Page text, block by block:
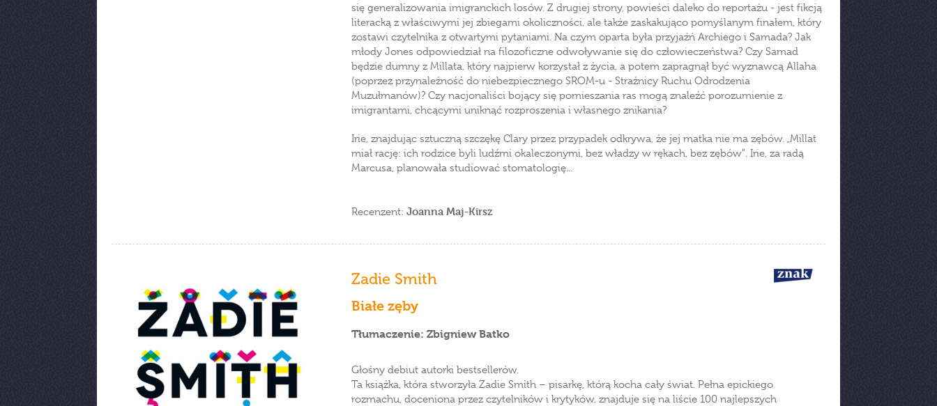
się generalizowania imigranckich losów. Z drugiej strony, powieści daleko do reportażu - jest fikcją
literacką z właściwymi jej zbiegami okoliczności, ale także zaskakująco pomyślanym finałem, który
zostawi czytelnika z otwartymi pytaniami. Na czym oparta była przyjaźń Archiego i Samada? Jak
młody Jones odpowiedział na filozoficzne odwoływanie się do człowieczeństwa? Czy Samad
będzie dumny z Millata, który najpierw korzystał z życia, a potem zapragnął być wyznawcą Allaha
(poprzez przynależność do niebezpiecznego SROM-u - Strażnicy Ruchu Odrodzenia
Muzułmanów)? Czy nacjonaliści bojący się pomieszania ras mogą znaleźć porozumienie z
imigrantami, chcącymi uniknąć rozproszenia i własnego znikania?
Irie, znajdując sztuczną szczękę Clary przez przypadek odkrywa, że jej matka nie ma zębów. „Millat
miał rację: ich rodzice byli ludźmi okaleczonymi, bez władzy w rękach, bez zębów". Irie, za radą
Marcusa, planowała studiować stomatologię...
Recenzent: Joanna Maj-Kirsz
Zadie Smith
Białe zęby
Tłumaczenie: Zbigniew Batko
Głośny debiut autorki bestsellerów.
Ta książka, która stworzyła Zadie Smith – pisarkę, którą kocha cały świat. Pełna epickiego
rozmachu, doceniona przez czytelników i krytyków, znajduje się na liście 100 najlepszych